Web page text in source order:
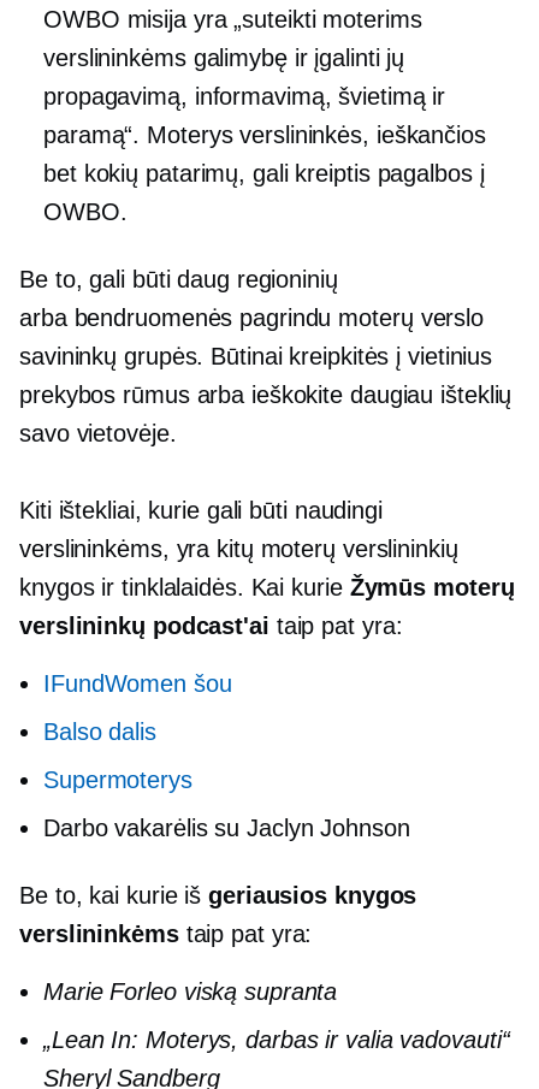
OWBO misija yra „suteikti moterims
verslininkėms galimybę ir įgalinti jų
propagavimą, informavimą, švietimą ir
paramą“. Moterys verslininkės, ieškančios
bet kokių patarimų, gali kreiptis pagalbos į
OWBO.
Be to, gali būti daug regioninių
arba bendruomenės pagrindu moterų verslo
savininkų grupės. Būtinai kreipkitės į vietinius
prekybos rūmus arba ieškokite daugiau išteklių
savo vietovėje.
Kiti ištekliai, kurie gali būti naudingi
verslininkėms, yra kitų moterų verslininkių
knygos ir tinklalaidės. Kai kurie Žymūs moterų
verslininkų podcast'ai taip pat yra:
IFundWomen šou
Balso dalis
Supermoterys
Darbo vakarėlis su Jaclyn Johnson
Be to, kai kurie iš geriausios knygos
verslininkėmstaip pat yra:
Marie Forleo viską supranta
„Lean In: Moterys, darbas ir valia vadovauti“
Sheryl Sandberg